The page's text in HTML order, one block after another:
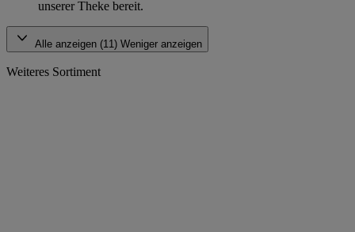
unserer Theke bereit.
Alle anzeigen (11) Weniger anzeigen
Weiteres Sortiment